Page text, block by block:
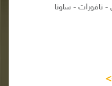
نافورات - ساونا